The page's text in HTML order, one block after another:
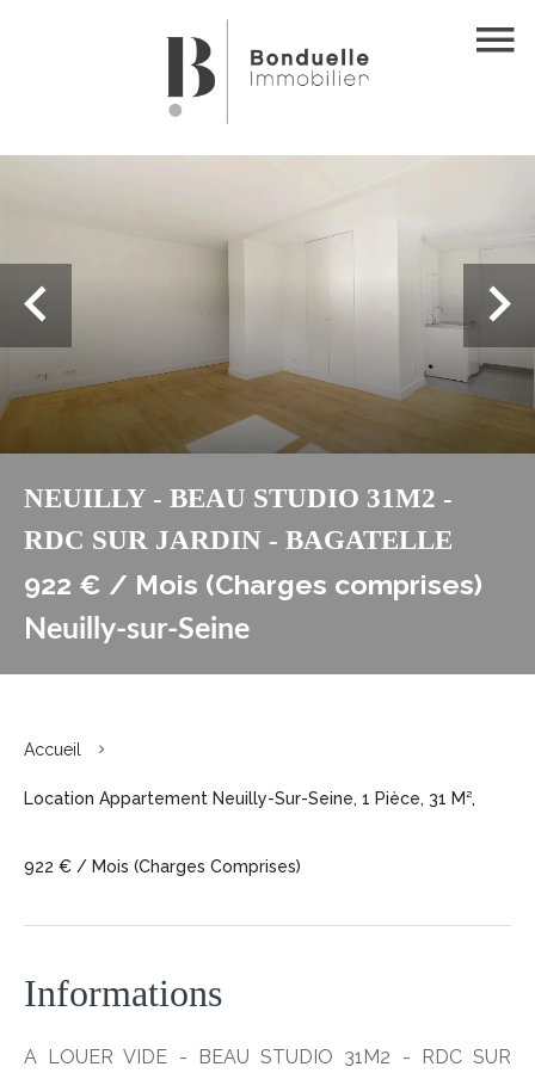
NEUILLY - BEAU STUDIO 31M2 -
RDC SUR JARDIN - BAGATELLE
922 € / Mois (Charges comprises)
Neuilly-sur-Seine
Accueil
Location Appartement Neuilly-Sur-Seine, 1 Pièce, 31 M²,
922 € / Mois (Charges Comprises)
Informations
A LOUER VIDE - BEAU STUDIO 31M2 - RDC SUR